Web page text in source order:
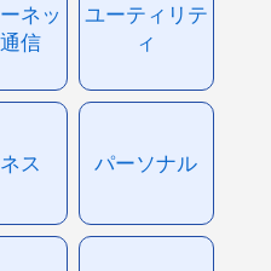
ネッ
信
ユーティリテ
ィ
ス パーソナル